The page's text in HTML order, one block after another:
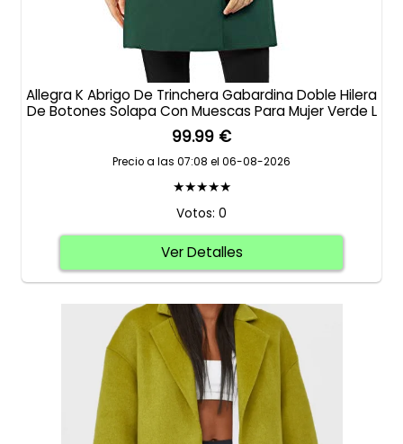
Allegra K Abrigo De Trinchera Gabardina Doble Hilera
De Botones Solapa Con Muescas Para Mujer Verde L
99.99 €
Precio a las 07:08 el 06-08-2026
★★★★★
Votos: 0
Ver Detalles